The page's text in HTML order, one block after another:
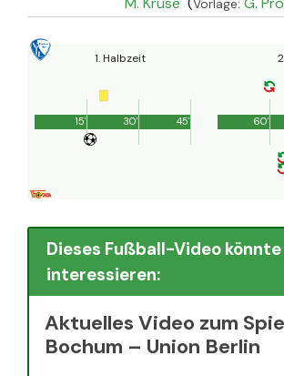
1. Halbzeit
45'
15' 30' 60'
Dieses Fußball-Video
interessieren:
Aktuelles Video zum
Bochum – Union Berlin